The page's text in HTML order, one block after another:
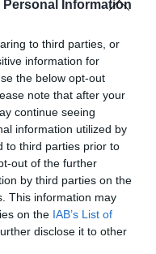
Personal Information
to third parties, or
information for
the below opt-out
note that after your
continue seeing
information utilized by
to third parties prior to
out of the further
by third parties on the
This information may
on the IAB’s List of
disclose it to other
εις πέρας ένα έργο που
φτάνουν οι γνώσεις του
την εμπειρία που
τις απορίες σου χωρίς
να το
της πτυχιακής σου
ενημερώνεσαι για
μπάρα προόδου
μόνο, ότι